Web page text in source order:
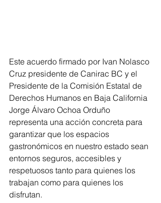
Este acuerdo firmado por Ivan Nolasco
Cruz presidente de Canirac BC y el
Presidente de la Comisión Estatal de
Derechos Humanos en Baja California
Jorge Álvaro Ochoa Orduño
representa una acción concreta para
garantizar que los espacios
gastronómicos en nuestro estado sean
entornos seguros, accesibles y
respetuosos tanto para quienes los
trabajan como para quienes los
disfrutan.